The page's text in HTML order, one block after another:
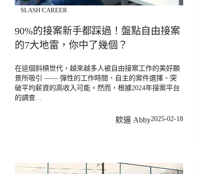
SLASH CAREER
90%的接案新手都踩過！盤點自由接案
的7大地雷，你中了幾個？
在這個斜槓世代，越來越多人被自由接案工作的美好願
景所吸引 —— 彈性的工作時間、自主的案件選擇、突
破平均薪資的高收入可能。然而，根據2024年接案平台
的調查…
欸逼 Abby2025-02-18